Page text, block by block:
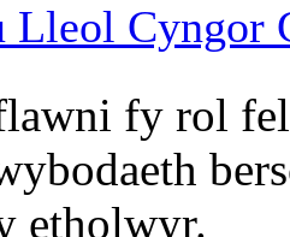
Lleol Cyngor
fy rol
etholwyr.